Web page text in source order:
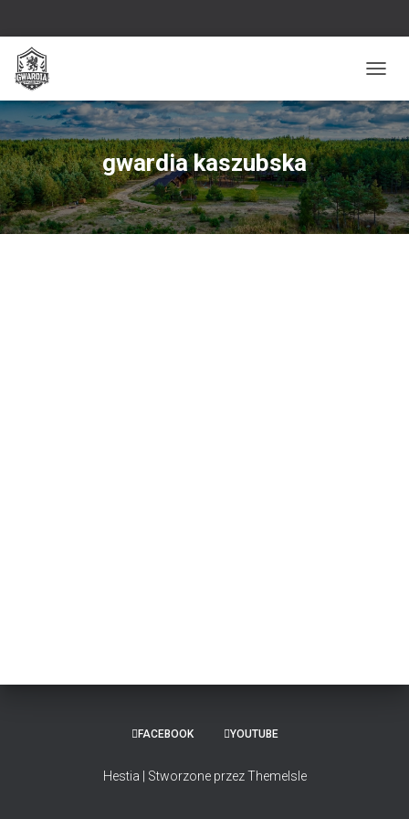
gwardia kaszubska
FACEBOOK YOUTUBE
Hestia | Stworzone przezThemeIsle